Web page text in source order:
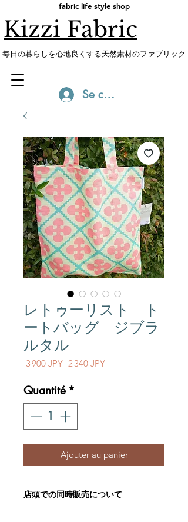
fabric life style shop
Kizzi Fabric
​毎日の暮らしを心地良くする天然素材のファブリック
Se connecter
レトゥーリスト ト
ートバッグ ジブラ
ルタル
3 900 JPY Prix original
2 340 JPYPrix promotionnel
Quantité *
Ajouter au panier
店頭での同時販売について